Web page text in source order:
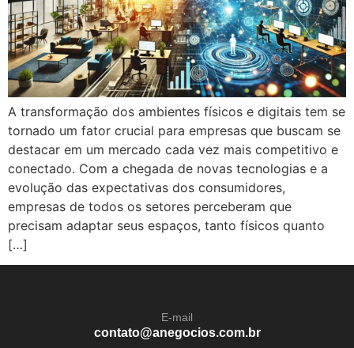
A transformação dos ambientes físicos e digitais tem se
tornado um fator crucial para empresas que buscam se
destacar em um mercado cada vez mais competitivo e
conectado. Com a chegada de novas tecnologias e a
evolução das expectativas dos consumidores,
empresas de todos os setores perceberam que
precisam adaptar seus espaços, tanto físicos quanto
[…]
E-mail
contato@anegocios.com.br